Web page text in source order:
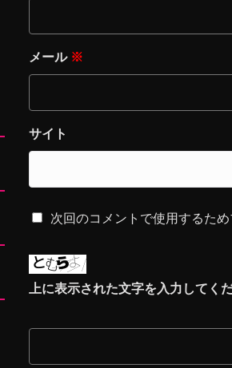
メール ※
サイト
次回のコメントで使用するた
上に表示された文字を入力してくだ